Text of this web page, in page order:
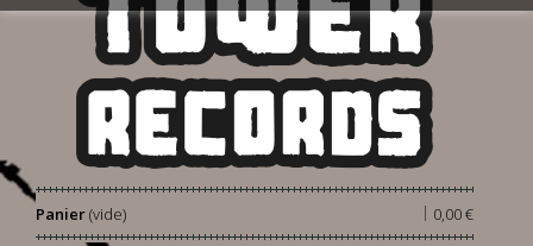
Panier 0,00 €
|
(vide)